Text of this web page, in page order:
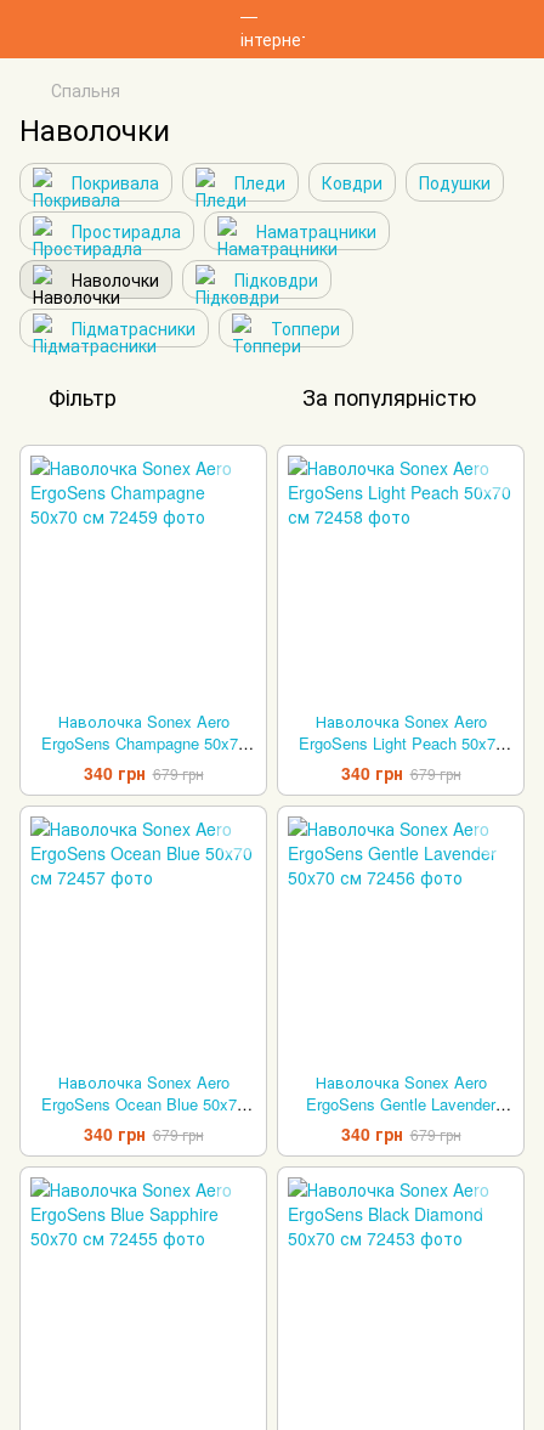
Спальня
Наволочки
Покривала Пледи Ковдри
Подушки
Простирадла
Наматрацники
Наволочки
Підковдри
Підматрасники
Топпери
Фільтр За популярністю
Наволочка Sonex Aero
ErgoSens Champagne 50x70
см
340 грн 679 грн
Наволочка Sonex Aero
ErgoSens Light Peach 50x70
см
340 грн 679 грн
Наволочка Sonex Aero
ErgoSens Ocean Blue 50x70
см
340 грн 679 грн
Наволочка Sonex Aero
ErgoSens Gentle Lavender
50x70 см
340 грн 679 грн